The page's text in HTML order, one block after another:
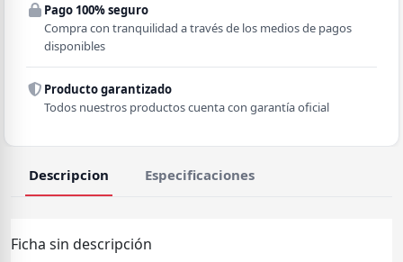
Comuna
Pago 100% seguro
Compra con tranquilidad a través de los medios de pagos
disponibles
Producto garantizado
Todos nuestros productos cuenta con garantía oficial
Descripcion Especificaciones
Ficha sin descripción